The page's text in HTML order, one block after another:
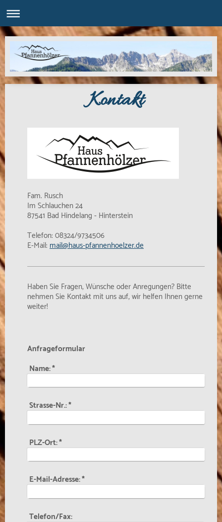
Kontakt
Fam. Rusch
Im Schlauchen 24
87541 Bad Hindelang - Hinterstein
Telefon: 08324/9734506
E-Mail: mail@haus-pfannenhoelzer.de
Haben Sie Fragen, Wünsche oder Anregungen? Bitte
nehmen Sie Kontakt mit uns auf, wir helfen Ihnen gerne
weiter!
Anfrageformular
Name:*
Strasse-Nr.:*
PLZ-Ort:*
E-Mail-Adresse:*
Telefon/Fax: